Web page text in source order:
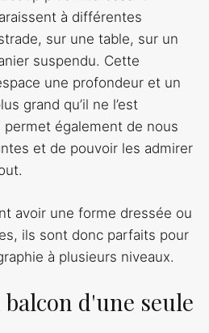
à différentes
sur une table, sur un
suspendu. Cette
une profondeur et un
grand qu’il ne l’est
également de nous
et de pouvoir les admirer
avoir une forme dressée ou
ils sont donc parfaits pour
à plusieurs niveaux.
d'une seule